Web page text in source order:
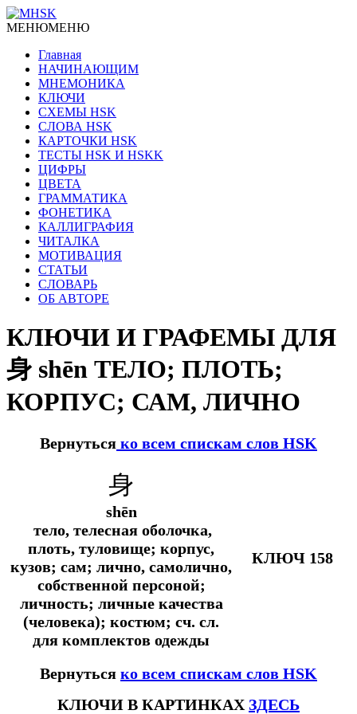
МЕНЮМЕНЮ
Главная
НАЧИНАЮЩИМ
МНЕМОНИКА
КЛЮЧИ
СХЕМЫ HSK
СЛОВА HSK
КАРТОЧКИ HSK
ТЕСТЫ HSK И HSKK
ЦИФРЫ
ЦВЕТА
ГРАММАТИКА
ФОНЕТИКА
КАЛЛИГРАФИЯ
ЧИТАЛКА
МОТИВАЦИЯ
СТАТЬИ
СЛОВАРЬ
ОБ АВТОРЕ
КЛЮЧИ И ГРАФЕМЫ ДЛЯ
身 shēn ТЕЛО; ПЛОТЬ;
КОРПУС; САМ, ЛИЧНО
Вернуться ко всем спискам слов HSK
身
shēn
тело, телесная оболочка,
плоть, туловище; корпус,
кузов; сам; лично, самолично,
собственной персоной;
личность; личные качества
(человека); костюм; сч. сл.
для комплектов одежды
КЛЮЧ 158
Вернуться ко всем спискам слов HSK
КЛЮЧИ В КАРТИНКАХ ЗДЕСЬ